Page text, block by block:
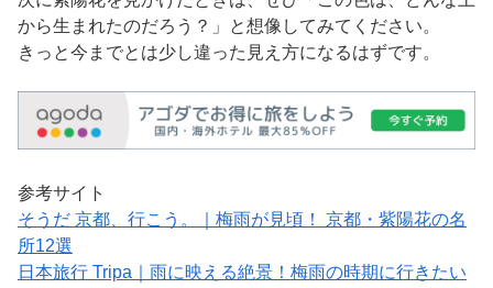
から生まれたのだろう？」と想像してみてください。
きっと今までとは少し違った見え方になるはずです。
参考サイト
そうだ 京都、行こう。｜梅雨が見頃！ 京都・紫陽花の名
所12選
日本旅行 Tripa｜雨に映える絶景！梅雨の時期に行きたい